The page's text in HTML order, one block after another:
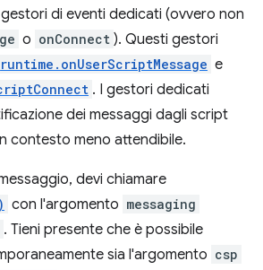
di eventi dedicati (ovvero non
o onConnect ). Questi gestori
runtime.onUserScriptMessage e
. I gestori dedicati
dei messaggi dagli script
contesto meno attendibile.
devi chiamare
con l'argomento messaging
. Tieni presente che è possibile
sia l'argomento csp